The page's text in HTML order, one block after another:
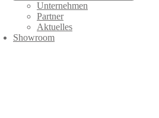
Unternehmen
Partner
Aktuelles
Showroom